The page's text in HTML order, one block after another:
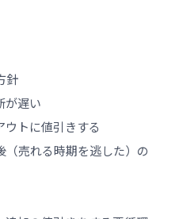
針
が遅い
ウトに値引きする
売れる時期を逃した）の